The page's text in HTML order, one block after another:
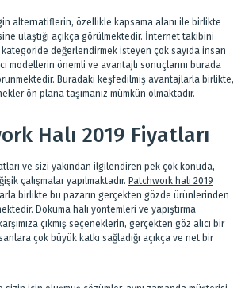
alternatiflerin, özellikle kapsama alanı ile birlikte
ulaştığı açıkça görülmektedir. İnternet takibini
değerlendirmek isteyen çok sayıda insan
modellerin önemli ve avantajlı sonuçlarını burada
Buradaki keşfedilmiş avantajlarla birlikte,
ön plana taşımanız mümkün olmaktadır.
Halı 2019 Fiyatları
ve sizi yakından ilgilendiren pek çok konuda,
çalışmalar yapılmaktadır. Patchwork halı 2019
birlikte bu pazarın gerçekten gözde ürünlerinden
Dokuma halı yöntemleri ve yapıştırma
çıkmış seçeneklerin, gerçekten göz alıcı bir
çok büyük katkı sağladığı açıkça ve net bir